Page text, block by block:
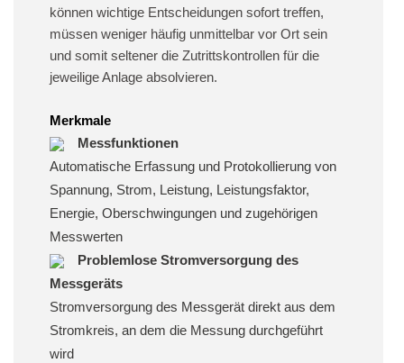
können wichtige Entscheidungen sofort treffen,
müssen weniger häufig unmittelbar vor Ort sein
und somit seltener die Zutrittskontrollen für die
jeweilige Anlage absolvieren.
Merkmale
Messfunktionen
Automatische Erfassung und Protokollierung von
Spannung, Strom, Leistung, Leistungsfaktor,
Energie, Oberschwingungen und zugehörigen
Messwerten
Problemlose Stromversorgung des
Messgeräts
Stromversorgung des Messgerät direkt aus dem
Stromkreis, an dem die Messung durchgeführt
wird